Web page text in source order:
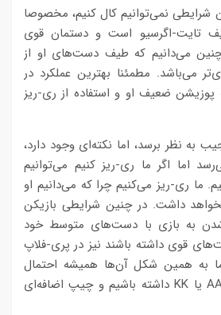
شرایطی نمی‌توانیم کال کنیم، مخصوصا
تایت-اگرسیو است و دستمان قوی
می‌دانیم که طیف دست‌های او از
می‌باشد. مطمئنا بهترین عملکرد در
ضعیف او و استفاده از ری-ریز
به نظر برسد، اما نکته‌ای وجود دارد،
اما اگر ما ری-ریز کنیم می‌توانیم
ما ری-ریز می‌کنیم چرا که می‌دانیم او
داشت. در چنین شرایطی بازیکن
شدن به بازی با دست‌های متوسط خود
قوی داشته باشند نیز در پری-فلاپ
به همین شکل آن‌ها همیشه احتمال
این را می‌دهند که ما AA یا KK داشته باشیم و چیپ اضافه‌ای